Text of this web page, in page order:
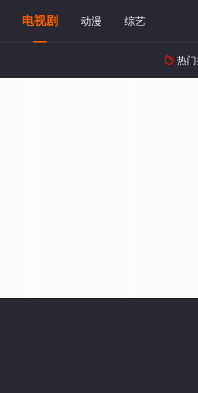
电视剧 动漫 综艺
 热